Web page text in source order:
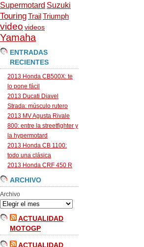
Supermotard Suzuki
TouringTrailTriumph
video videos
Yamaha
ENTRADAS
RECIENTES
2013 Honda CB500X: te
lo pone fácil
2013 Ducati Diavel
Strada: músculo rutero
2013 MV Agusta Rivale
800: entre la streetfighter y
la hypermotard
2013 Honda CB 1100:
todo una clásica
2013 Honda CRF 450 R
ARCHIVO
Archivo
ACTUALIDAD
MOTOGP
ACTUALIDAD